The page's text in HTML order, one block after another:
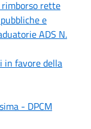
rimborso rette
e
ADS N.
in favore della
- DPCM